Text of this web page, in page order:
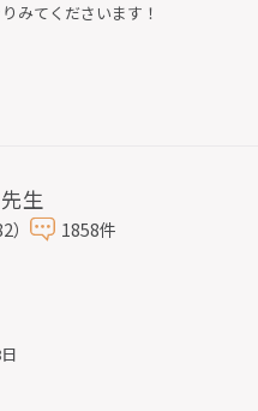
みてくださいます！
先生
） 1858件